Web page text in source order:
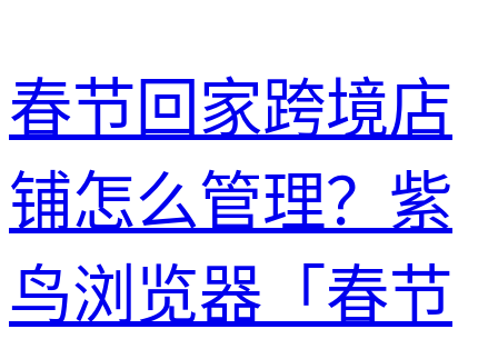
春节回家跨境店
铺怎么管理？紫
鸟浏览器「春节